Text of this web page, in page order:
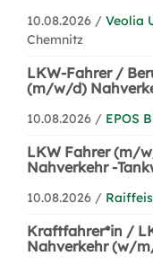
10.08.2026 / Veolia
Chemnitz
LKW-Fahrer /
(m/w/d)
10.08.2026 / EPOS
LKW Fahrer (m/
Nahverkehr -
10.08.2026 /
Kraftfahrer*in /
Nahverkehr (w/